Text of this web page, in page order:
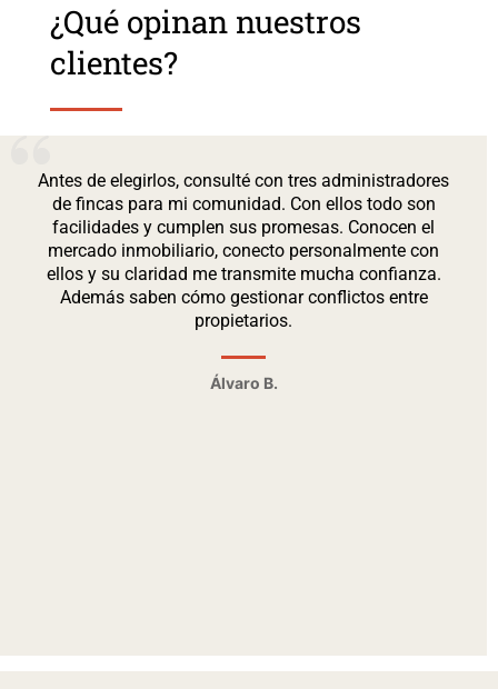
¿Qué opinan nuestros
clientes?
Antes de elegirlos, consulté con tres administradores
de fincas para mi comunidad. Con ellos todo son
facilidades y cumplen sus promesas. Conocen el
mercado inmobiliario, conecto personalmente con
ellos y su claridad me transmite mucha confianza.
Además saben cómo gestionar conflictos entre
propietarios.
Álvaro B.